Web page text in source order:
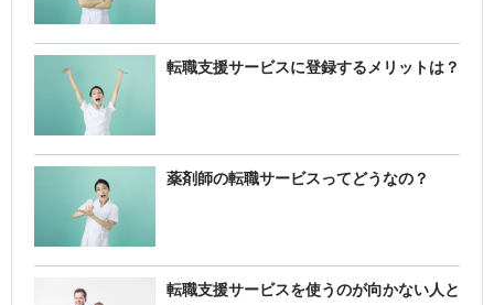
転職支援サービスに登録するメリットは？
薬剤師の転職サービスってどうなの？
転職支援サービスを使うのが向かない人と